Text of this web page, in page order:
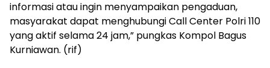
informasi atau ingin menyampaikan pengaduan,
masyarakat dapat menghubungi Call Center Polri 110
yang aktif selama 24 jam,” pungkas Kompol Bagus
Kurniawan. (rif)